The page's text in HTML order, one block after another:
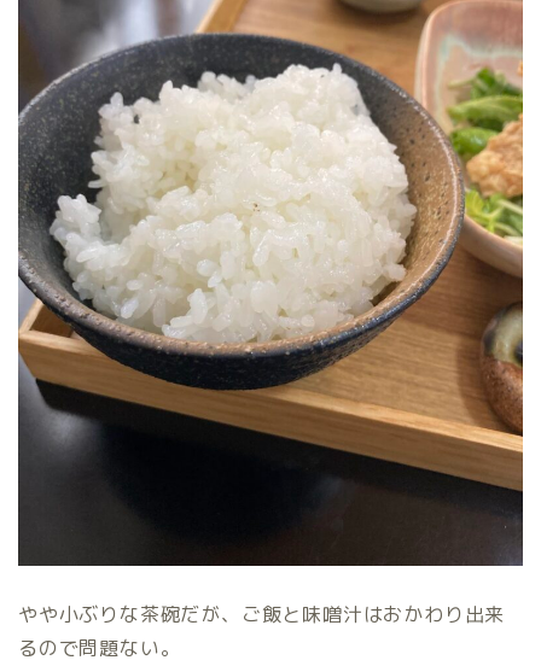
やや小ぶりな茶碗だが、ご飯と味噌汁はおかわり出来
るので問題ない。